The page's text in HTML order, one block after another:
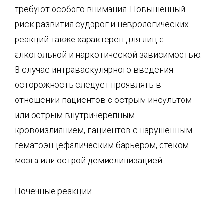
требуют особого внимания. Повышенный
риск развития судорог и неврологических
реакций также характерен для лиц с
алкогольной и наркотической зависимостью.
В случае интраваскулярного введения
осторожность следует проявлять в
отношении пациентов с острым инсультом
или острым внутричерепным
кровоизлиянием, пациентов с нарушенным
гематоэнцефалическим барьером, отеком
мозга или острой демиелинизацией.
Почечные реакции: